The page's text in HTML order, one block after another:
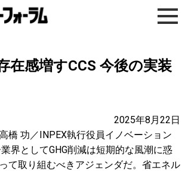
在感増すCCS 今後の実装
2025年8月22日
橋 功／INPEX執行役員イノベーション
界としてGHG削減は短期的な風潮に惑
て取り組むべきアジェンダだ。省エネル